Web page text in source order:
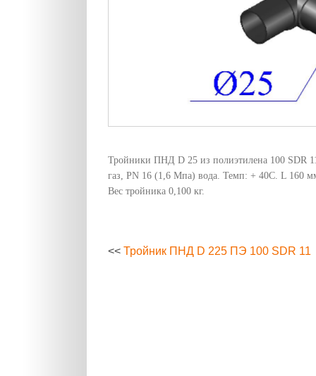
Тройники ПНД D 25 из полиэтилена 100 SDR
газ, PN 16 (1,6 Мпа) вода. Темп: + 40С. L 160
Вес тройника 0,100 кг.
<< Тройник ПНД D 225 ПЭ 100 SDR 11